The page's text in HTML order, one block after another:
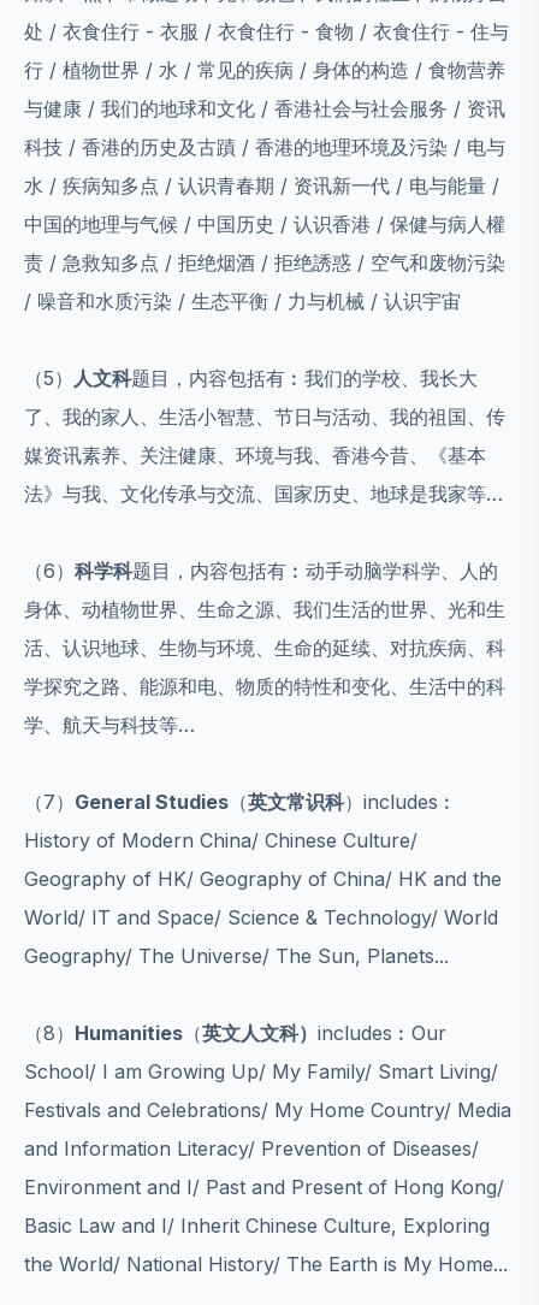
处 / 衣食住行 - 衣服 / 衣食住行 - 食物 / 衣食住行 - 住与
行 / 植物世界 / 水 / 常见的疾病 / 身体的构造 / 食物营养
与健康 / 我们的地球和文化 / 香港社会与社会服务 / 资讯
科技 / 香港的历史及古蹟 / 香港的地理环境及污染 / 电与
水 / 疾病知多点 / 认识青春期 / 资讯新一代 / 电与能量 /
中国的地理与气候 / 中国历史 / 认识香港 / 保健与病人權
责 / 急救知多点 / 拒绝烟酒 / 拒绝誘惑 / 空气和废物污染
/ 噪音和水质污染 / 生态平衡 / 力与机械 / 认识宇宙
（5） 人文科题目，内容包括有︰我们的学校、我长大
了、我的家人、生活小智慧、节日与活动、我的祖国、传
媒资讯素养、关注健康、环境与我、香港今昔、《基本
法》与我、文化传承与交流、国家历史、地球是我家等…
（6） 科学科题目，内容包括有︰动手动脑学科学、人的
身体、动植物世界、生命之源、我们生活的世界、光和生
活、认识地球、生物与环境、生命的延续、对抗疾病、科
学探究之路、能源和电、物质的特性和变化、生活中的科
学、航天与科技等…
（7） General Studies （英文常识科）includes︰
History of Modern China/ Chinese Culture/
Geography of HK/ Geography of China/ HK and the
World/ IT and Space/ Science & Technology/ World
Geography/ The Universe/ The Sun, Planets...
（8） Humanities （英文人文科） includes︰Our
School/ I am Growing Up/ My Family/ Smart Living/
Festivals and Celebrations/ My Home Country/ Media
and Information Literacy/ Prevention of Diseases/
Environment and I/ Past and Present of Hong Kong/
Basic Law and I/ Inherit Chinese Culture, Exploring
the World/ National History/ The Earth is My Home...